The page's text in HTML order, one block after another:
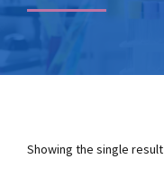
Showing the single result